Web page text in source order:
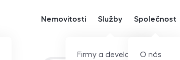
Nemovitosti Služby
Firmy a developeři
Společnost
O nás